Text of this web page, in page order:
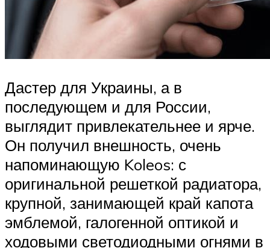
Дастер для Украины, а в
последующем и для России,
выглядит привлекательнее и ярче.
Он получил внешность, очень
напоминающую Koleos: с
оригинальной решеткой радиатора,
крупной, занимающей край капота
эмблемой, галогенной оптикой и
ходовыми светодиодными огнями в